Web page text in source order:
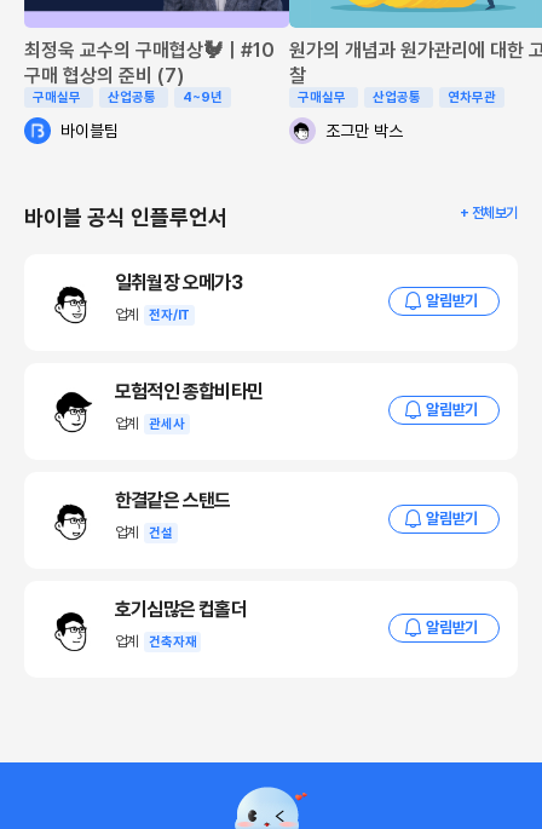
최정욱 교수의 구매협상🐓｜#10
구매 협상의 준비 (7)
구매실무 산업공통 4~9년
바이블팀
원가의 개념과 원가관리에 대한
찰
구매실무 산업공통 연차무관
조그만 박스
바이블 공식 인플루언서 + 전체보기
일취월장 오메가3
업계 전자/IT
알림받기
모험적인 종합비타민
업계 관세사
알림받기
한결같은 스탠드
업계 건설
알림받기
호기심많은 컵홀더
업계 건축자재
알림받기